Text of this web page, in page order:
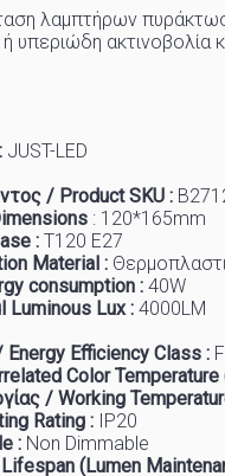
λαμπτήρων
ακτινοβολία
JUST-LED
/ Product SKU :
: 120*165mm
: T120 E27
Material :
consumption : 40W
Luminous Lux : 4000LM
Efficiency Class : F
Color Temperature
/ Working Tempe
Rating : IP20
: Non Dimmable
(Lumen